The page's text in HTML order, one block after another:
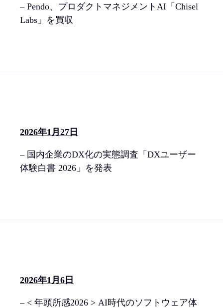
– Pendo、プロダクトマネジメントAI「Chisel
Labs」を買収
2026年1月27日
– 国内企業のDX化の実態調査「DXユーザー
体験白書 2026」を発表
2026年1月6日
– < 年頭所感2026 > AI時代のソフトウェア体